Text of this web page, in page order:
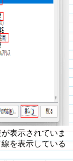
表示されていま
を表示している